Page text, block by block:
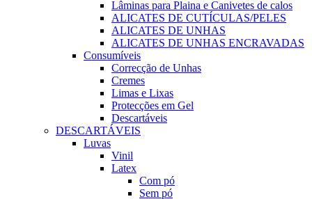
Lâminas para Plaina e Canivetes de calos
ALICATES DE CUTÍCULAS/PELES
ALICATES DE UNHAS
ALICATES DE UNHAS ENCRAVADAS
Consumíveis
Correcção de Unhas
Cremes
Limas e Lixas
Protecções em Gel
Descartáveis
DESCARTÁVEIS
Luvas
Vinil
Latex
Com pó
Sem pó